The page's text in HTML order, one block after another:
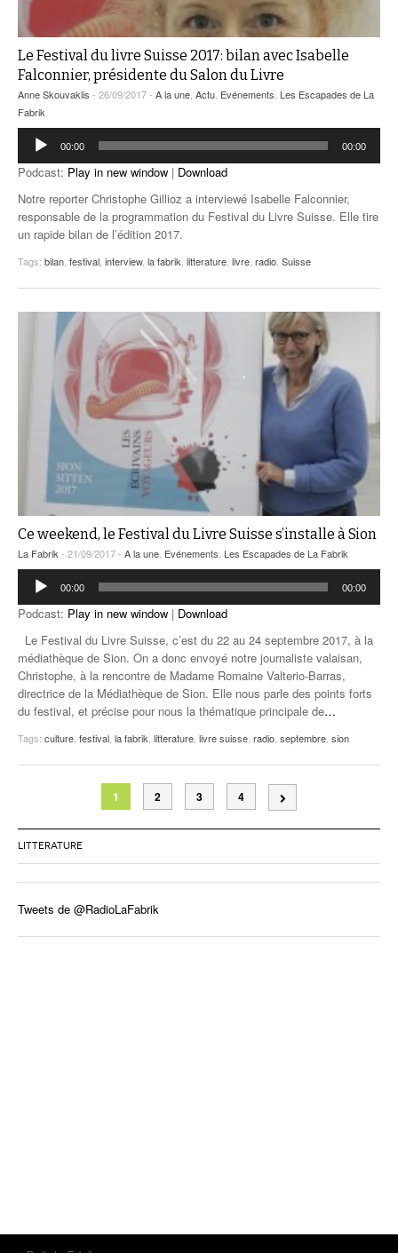
Le Festival du livre Suisse 2017: bilan avec Isabelle
Falconnier, présidente du Salon du Livre
Anne Skouvaklis - 26/09/2017 - A la une Actu Evénements Les Escapades de La
Fabrik
Lecteur
audio
00:00 00:00
Podcast: Play in new window | Download
Notre reporter Christophe Gillioz a interviewé Isabelle Falconnier,
responsable de la programmation du Festival du Livre Suisse. Elle tire
un rapide bilan de l’édition 2017.
Tags: bilan festival interview, la fabrik litterature livre radio Suisse
Ce weekend, le Festival du Livre Suisse s’installe à Sion
La Fabrik- 21/09/2017 - A la une, Evénements, Les Escapades de La Fabrik
Lecteur
audio
00:00 00:00
Podcast: Play in new window | Download
Le Festival du Livre Suisse, c’est du 22 au 24 septembre 2017, à la
médiathèque de Sion. On a donc envoyé notre journaliste valaisan,
Christophe, à la rencontre de Madame Romaine Valterio-Barras,
directrice de la Médiathèque de Sion. Elle nous parle des points forts
du festival, et précise pour nous la thématique principale de…
Tags: culture, festival, la fabrik, litterature, livre suisse, radio, septembre, sion
1 2 3 4
LITTERATURE
Tweets de @RadioLaFabrik